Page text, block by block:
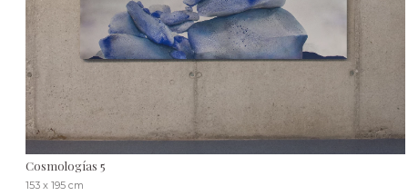
Cosmologías 5
153 x 195 cm